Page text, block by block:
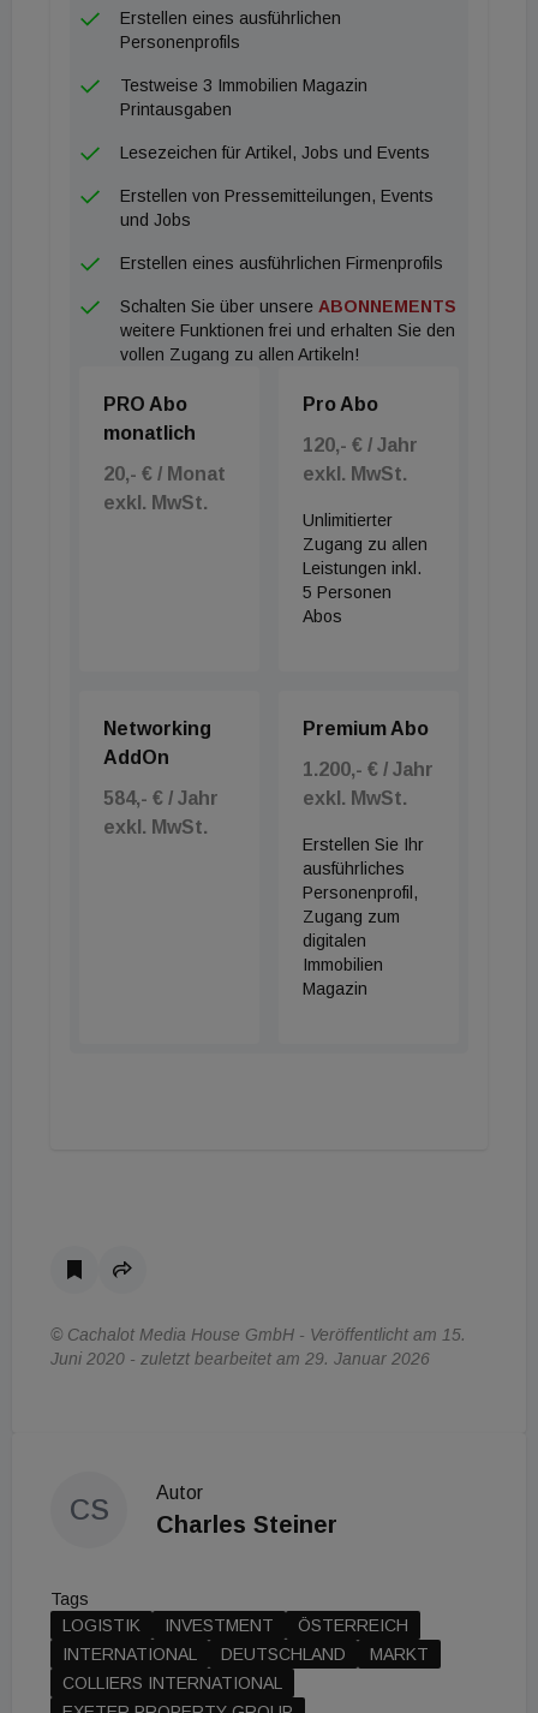
Erstellen eines ausführlichen
Personenprofils
Testweise 3 Immobilien Magazin
Printausgaben
Lesezeichen für Artikel, Jobs und Events
Erstellen von Pressemitteilungen, Events
und Jobs
Erstellen eines ausführlichen Firmenprofils
Schalten Sie über unsere ABONNEMENTS
weitere Funktionen frei und erhalten Sie den
vollen Zugang zu allen Artikeln!
PRO Abo
monatlich
20,- € / Monat
exkl. MwSt.
Pro Abo
120,- € / Jahr
exkl. MwSt.
Unlimitierter
Zugang zu allen
Leistungen inkl.
5 Personen
Abos
Networking
AddOn
584,- € / Jahr
exkl. MwSt.
Premium Abo
1.200,- € / Jahr
exkl. MwSt.
Erstellen Sie Ihr
ausführliches
Personenprofil,
Zugang zum
digitalen
Immobilien
Magazin
© Cachalot Media House GmbH - Veröffentlicht am 15.
Juni 2020 - zuletzt bearbeitet am 29. Januar 2026
CS
Autor
Charles Steiner
Tags
LOGISTIK
INVESTMENT
ÖSTERREICH
INTERNATIONAL
DEUTSCHLAND
MARKT
COLLIERS INTERNATIONAL